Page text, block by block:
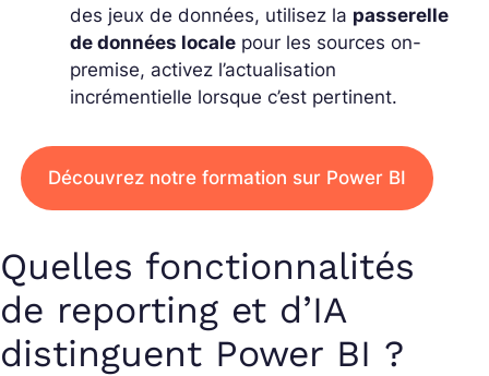
des jeux de données, utilisez la passerelle
de données locale pour les sources on-
premise, activez l’actualisation
incrémentielle lorsque c’est pertinent.
Découvrez notre formation sur Power BI
Quelles fonctionnalités
de reporting et d’IA
distinguent Power BI ?